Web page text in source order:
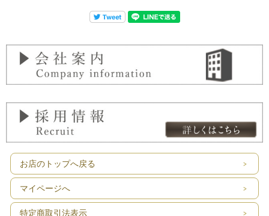
お店のトップへ戻る
マイページへ
特定商取引法表示